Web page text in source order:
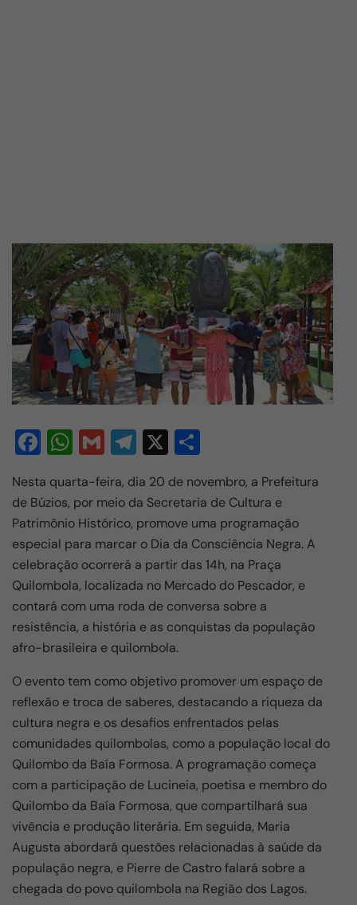
F
c
e
b
o
o
k
W
at
s
A
p
p
G
m
ail
T
el
e
gr
a
m
X
ar
e
Nesta quarta-feira, dia 20 de novembro, a Prefeitura
de Búzios, por meio da Secretaria de Cultura e
Patrimônio Histórico, promove uma programação
especial para marcar o Dia da Consciência Negra. A
celebração ocorrerá a partir das 14h, na Praça
Quilombola, localizada no Mercado do Pescador, e
contará com uma roda de conversa sobre a
resistência, a história e as conquistas da população
afro-brasileira e quilombola.
O evento tem como objetivo promover um espaço de
reflexão e troca de saberes, destacando a riqueza da
cultura negra e os desafios enfrentados pelas
comunidades quilombolas, como a população local do
Quilombo da Baía Formosa. A programação começa
com a participação de Lucineia, poetisa e membro do
Quilombo da Baía Formosa, que compartilhará sua
vivência e produção literária. Em seguida, Maria
Augusta abordará questões relacionadas à saúde da
população negra, e Pierre de Castro falará sobre a
chegada do povo quilombola na Região dos Lagos.